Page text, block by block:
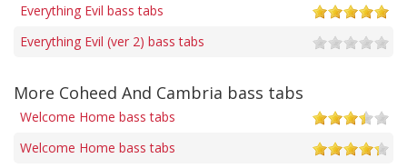
Everything Evil bass tabs
Everything Evil (ver 2) bass tabs
More Coheed And Cambria bass tabs
Welcome Home bass tabs
Welcome Home bass tabs